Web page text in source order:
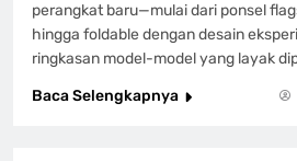
perangkat baru—mulai dari ponsel
hingga foldable dengan desain
ringkasan model-model yang layak
Baca Selengkapnya